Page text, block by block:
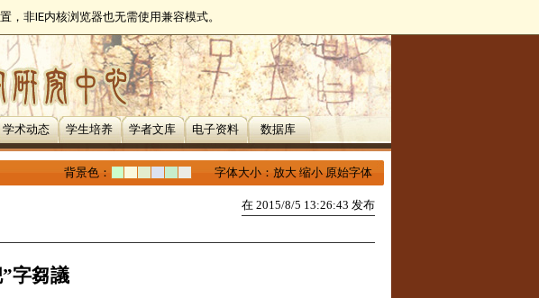
，非IE内核浏览器也无需使用兼容模式。
学术动态 学生培养 学者文库 电子资料 数据库
背景色： 字体大小： 放大 缩小 原始字体
在 2015/8/5 13:26:43 发布
字芻議